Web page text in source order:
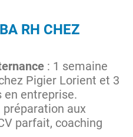
RH CHEZ
: 1 semaine
Pigier Lorient et 3
en entreprise.
préparation aux
parfait, coaching